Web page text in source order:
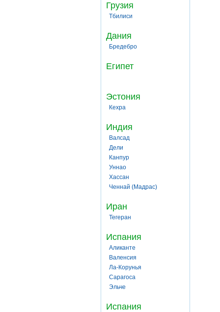
Грузия
Тбилиси
Дания
Бредебро
Египет
Эстония
Кехра
Индия
Валсад
Дели
Канпур
Уннао
Хассан
Ченнай (Мадрас)
Иран
Тегеран
Испания
Аликанте
Валенсия
Ла-Корунья
Сарагоса
Эльче
Испания